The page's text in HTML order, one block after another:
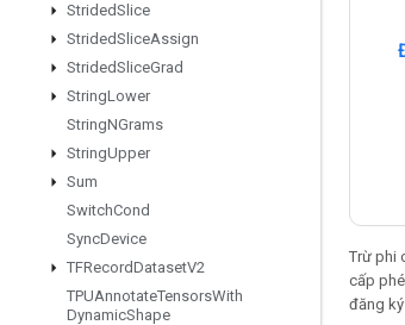
StridedSlice
StridedSliceAssign
StridedSliceGrad
StringLower
StringNGrams
StringUpper
Sum
SwitchCond
SyncDevice
TFRecordDatasetV2
TPUAnnotateTensorsWith
DynamicShape
Trừ phi
cấp
đăng